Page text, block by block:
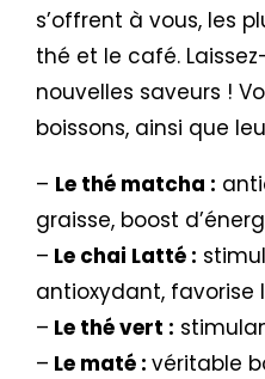
s’offrent à vous, les
thé et le café.
nouvelles saveurs !
boissons, ainsi que
– Le thé matcha :
graisse, boost
– Le chai Latté :
antioxydant, favorise
– Le thé vert :
– Le maté : véritable